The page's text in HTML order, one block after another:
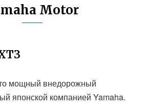
Motor
мощный внедорожный
японской компанией Yamaha.